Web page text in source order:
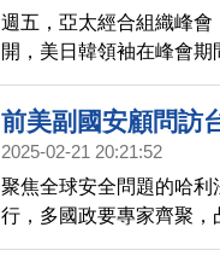
可能引發局勢升級風險，
語氣最強烈的回應。對此
總統國慶演說為藉口，進
週五，亞太經合組織峰
開，美日韓領袖在峰會期
前美副國安顧問訪
2025-02-21 20:21:52
聚焦全球安全問題的哈
行，多國政要專家齊聚
顧問博明也來台灣，今